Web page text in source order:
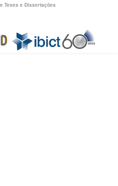
Teses e Dissertações